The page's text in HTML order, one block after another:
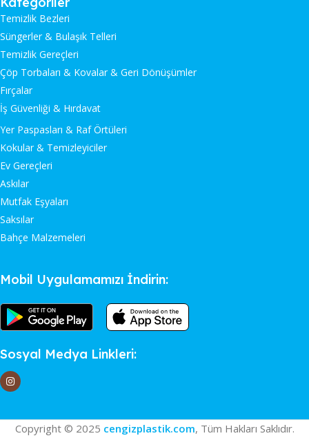
Temizlik Bezleri
Süngerler & Bulaşık Telleri
Temizlik Gereçleri
Çöp Torbaları & Kovalar & Geri Dönüşümler
Fırçalar
İş Güvenliği & Hırdavat
Yer Paspasları & Raf Örtüleri
Kokular & Temizleyiciler
Ev Gereçleri
Askılar
Mutfak Eşyaları
Saksılar
Bahçe Malzemeleri
Mobil Uygulamamızı İndirin:
Sosyal Medya Linkleri:
Copyright © 2025 cengizplastik.com, Tüm Hakları Saklıdır.